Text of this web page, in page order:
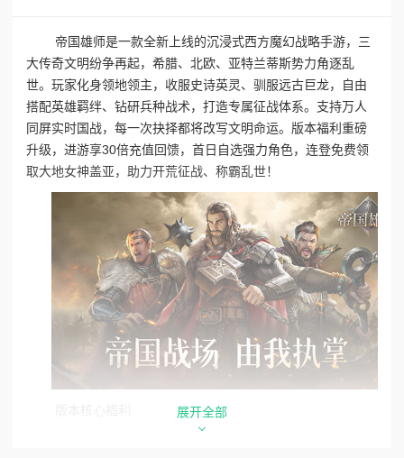
帝国雄师是一款全新上线的沉浸式西方魔幻战略手游，三
大传奇文明纷争再起，希腊、北欧、亚特兰蒂斯势力角逐乱
世。玩家化身领地领主，收服史诗英灵、驯服远古巨龙，自由
搭配英雄羁绊、钻研兵种战术，打造专属征战体系。支持万人
同屏实时国战，每一次抉择都将改写文明命运。版本福利重磅
升级，进游享30倍充值回馈，首日自选强力角色，连登免费领
取大地女神盖亚，助力开荒征战、称霸乱世！
展开全部